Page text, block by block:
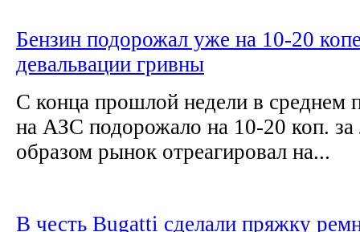
Бензин подорожал уже на 10-20
девальвации гривны
С конца прошлой недели в среднем
на АЗС подорожало на 10-20 коп.
образом рынок отреагировал на...
В честь Bugatti сделали пряжку